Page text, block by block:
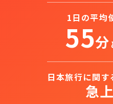
1日の平均
55分
日本旅行に関
急